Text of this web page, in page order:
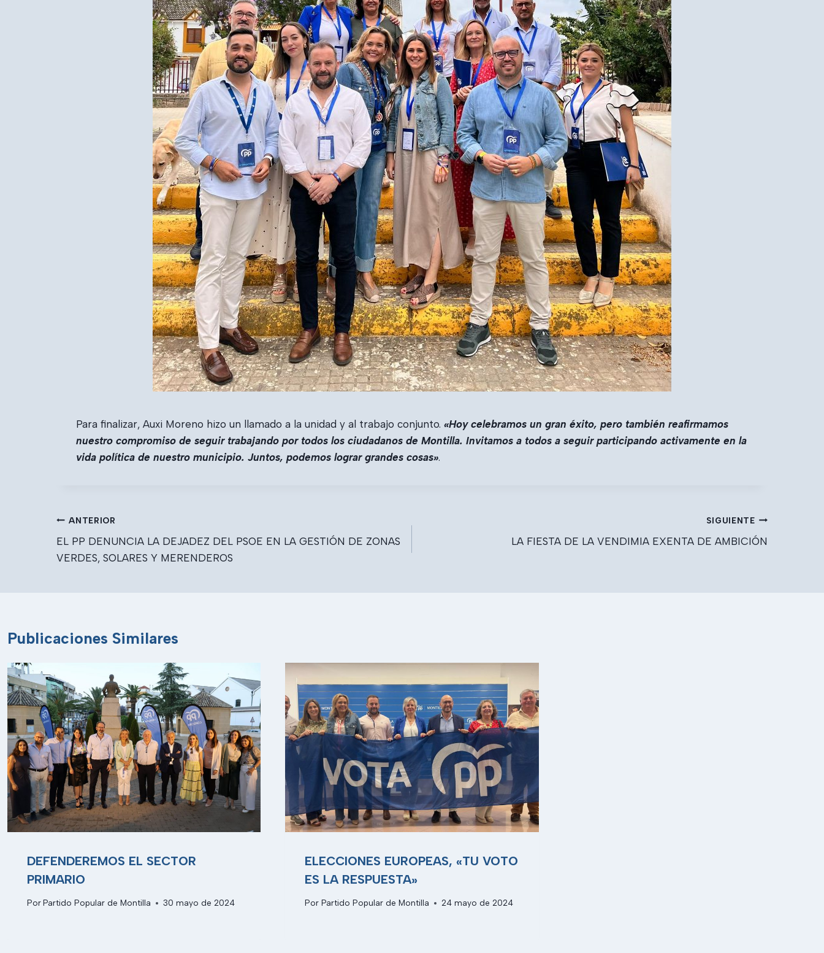
Para finalizar, Auxi Moreno hizo un llamado a la unidad y al trabajo conjunto. «Hoy celebramos un gran éxito, pero también reafirmamos
nuestro compromiso de seguir trabajando por todos los ciudadanos de Montilla. Invitamos a todos a seguir participando activamente en la
vida política de nuestro municipio. Juntos, podemos lograr grandes cosas».
Navegación
de
entradas
ANTERIOR
EL PP DENUNCIA LA DEJADEZ DEL PSOE EN LA GESTIÓN DE ZONAS
VERDES, SOLARES Y MERENDEROS
SIGUIENTE
LA FIESTA DE LA VENDIMIA EXENTA DE AMBICIÓN
Publicaciones Similares
DEFENDEREMOS EL SECTOR
PRIMARIO
PorPartido Popular de Montilla 30 mayo de 2024
ELECCIONES EUROPEAS, «TU VOTO
ES LA RESPUESTA»
Por Partido Popular de Montilla 24 mayo de 2024